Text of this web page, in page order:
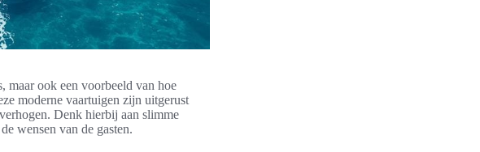
maar ook een voorbeeld van hoe
moderne vaartuigen zijn uitgerust
Denk hierbij aan slimme
wensen van de gasten.